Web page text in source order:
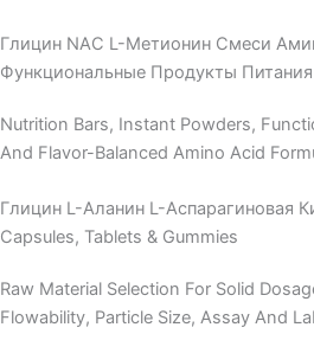
Глицин NAC L-Метионин Смеси
Функциональные Продукты
Nutrition Bars, Instant Powders,
And Flavor-Balanced Amino Acid
Глицин L-Аланин L-Аспарагиновая
Capsules, Tablets & Gummies
Raw Material Selection For Solid
Flowability, Particle Size, Assay And